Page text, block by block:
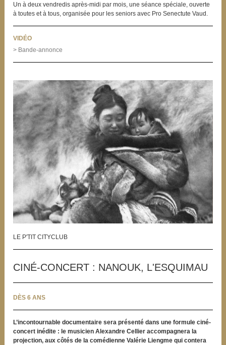
Un à deux vendredis après-midi par mois, une séance spéciale, ouverte
à toutes et à tous, organisée pour les seniors avec Pro Senectute Vaud.
VIDÉO
> Bande-annonce
LE P'TIT CITYCLUB
CINÉ-CONCERT : NANOUK, L'ESQUIMAU
DÈS 6 ANS
L’incontournable documentaire sera présenté dans une formule ciné-
concert inédite : le musicien Alexandre Cellier accompagnera la
projection, aux côtés de la comédienne Valérie Liengme qui contera